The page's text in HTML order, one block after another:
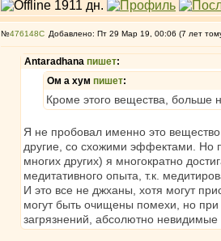
№476148 Добавлено: Пт 29 Мар 19, 00:06 (7 лет
Antaradhana пишет:
Ом а хум пишет:
Кроме этого вещества, больше
Я не пробовал именно это
другие, со схожими эффектами. Но
многих других) я многократно
медитативного опыта, т.к.
И это все не джханы, хотя могут
могут быть очищены помехи, но при
загрязнений, абсолютно